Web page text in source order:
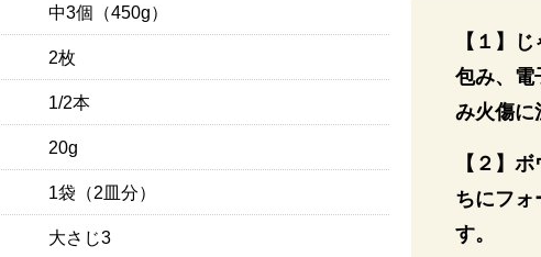
中3個（450g）
2枚
1/2本
20g
1袋（2皿分）
大さじ3
【１】
包み、電
み火傷に
【２】
ちにフォ
す。